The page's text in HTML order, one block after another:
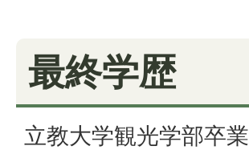
最終学歴
立教大学観光学部卒業